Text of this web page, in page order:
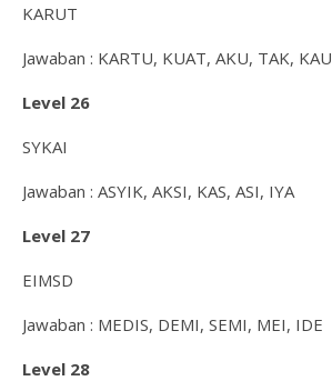
KARUT
Jawaban : KARTU, KUAT, AKU, TAK, KAU
Level 26
SYKAI
Jawaban : ASYIK, AKSI, KAS, ASI, IYA
Level 27
EIMSD
Jawaban : MEDIS, DEMI, SEMI, MEI, IDE
Level 28